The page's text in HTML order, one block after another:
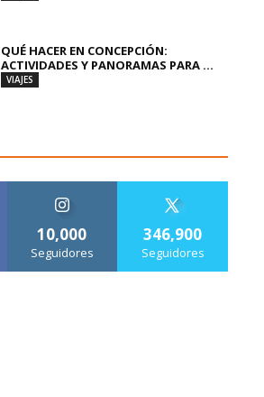
QUÉ HACER EN CONCEPCIÓN:
ACTIVIDADES Y PANORAMAS PARA ...
VIAJES
10,000
Seguidores
346,900
Seguidores